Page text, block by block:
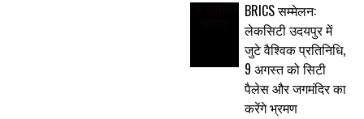
BRICS सम्मेलन:
लेकसिटी उदयपुर में
जुटे वैश्विक प्रतिनिधि,
9 अगस्त को सिटी
पैलेस और जगमंदिर का
करेंगे भ्रमण